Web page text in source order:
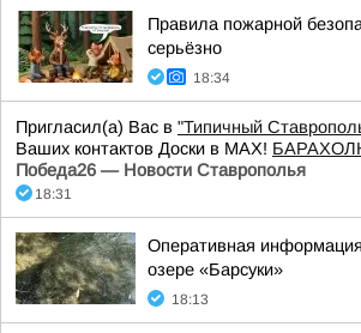
Правила пожарной
серьёзно
18:34
Пригласил(а) Вас в "Типичный
Ваших контактов Доски в МАХ!
Победа26 — Новости Ставрополья
18:31
Оперативная
озере «Барсуки»
18:13